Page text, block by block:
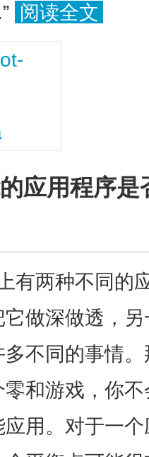
阅读全文
应用程序
有两种不同的
做深做透，
不同的事情
和游戏，你
应用。对于一